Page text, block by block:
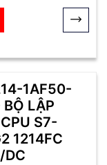
1AF50-
LẬP
S7-
1214FC
DC